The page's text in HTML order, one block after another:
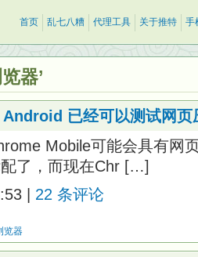
首页 乱七八糟 代理工具 关于推特 手
器’
已经可以测试网页
Mobile可能会具有网
了，而现在Chr […]
| 22 条评论
览器